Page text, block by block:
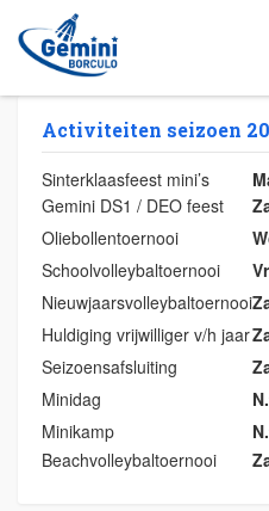
Activiteiten seizoen
Sinterklaasfeest mini’s
Gemini DS1 / DEO feest
Oliebollentoernooi
Schoolvolleybaltoernooi
Nieuwjaarsvolleybaltoernooi
Huldiging vrijwilliger v/h jaar
Seizoensafsluiting
Minidag
Minikamp
Beachvolleybaltoernooi